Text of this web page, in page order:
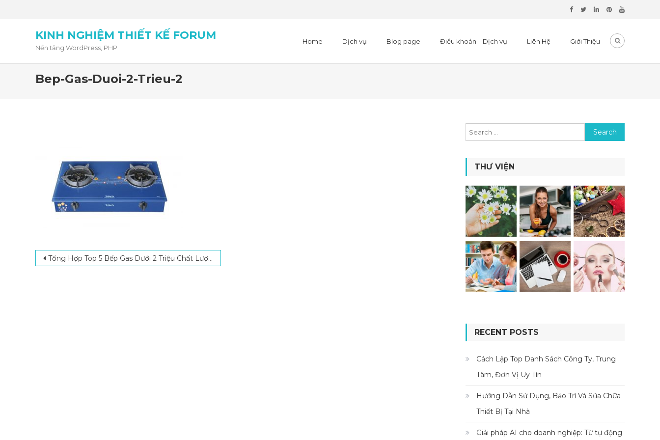
KINH NGHIỆM THIẾT KẾ FORUM
Nền tảng WordPress, PHP
Home Dịch vụ Blog page Điều khoản – Dịch vụ Liên Hệ Giới Thiệu
Bep-Gas-Duoi-2-Trieu-2
Post navigation
Tổng Hợp Top 5 Bếp Gas Dưới 2 Triệu Chất Lượng Cao Nên Mua Nhất Hiện Nay
Search for:
THƯ VIỆN
RECENT POSTS
Cách Lập Top Danh Sách Công Ty, Trung
Tâm, Đơn Vị Uy Tín
Hướng Dẫn Sử Dụng, Bảo Trì Và Sửa Chữa
Thiết Bị Tại Nhà
Giải pháp AI cho doanh nghiệp: Từ tự động